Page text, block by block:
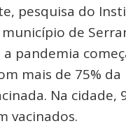
pesquisa do
de
pandemia
mais de 75% da
Na cidade,
vacinados.